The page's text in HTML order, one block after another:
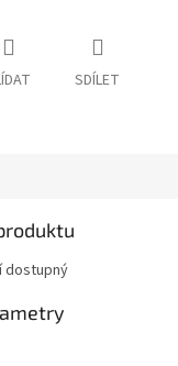
SDÍLET
dostupný